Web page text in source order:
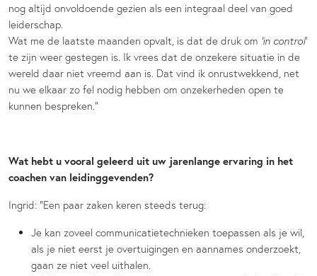
nog altijd onvoldoende gezien als een integraal deel van goed
leiderschap.
Wat me de laatste maanden opvalt, is dat de druk om ‘in control’
te zijn weer gestegen is. Ik vrees dat de onzekere situatie in de
wereld daar niet vreemd aan is. Dat vind ik onrustwekkend, net
nu we elkaar zo fel nodig hebben om onzekerheden open te
kunnen bespreken.”
Wat hebt u vooral geleerd uit uw jarenlange ervaring in het
coachen van leidinggevenden?
Ingrid: “Een paar zaken keren steeds terug:
Je kan zoveel communicatietechnieken toepassen als je wil,
als je niet eerst je overtuigingen en aannames onderzoekt,
gaan ze niet veel uithalen.